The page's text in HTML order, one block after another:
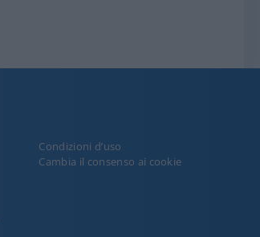
Condizioni d’uso
Cambia il consenso ai cookie